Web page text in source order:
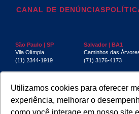
Utilizamos cookies para oferecer
experiência, melhorar o
como você interage em nosso site e
CANAL DE DENÚNCIAS
São Paulo | SP
Vila Olímpia
(11) 2344-1919
Salvador | BA1
Caminhos das
(71) 3176-4173
Centro
(21) 3553-4040
Boa Viagem
(81) 3032-4880
Aracaju | SE